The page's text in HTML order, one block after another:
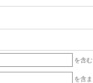
を含む
を含